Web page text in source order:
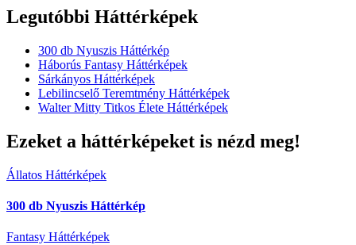
Legutóbbi Háttérképek
300 db Nyuszis Háttérkép
Háborús Fantasy Háttérképek
Sárkányos Háttérképek
Lebilincselő Teremtmény Háttérképek
Walter Mitty Titkos Élete Háttérképek
Ezeket a háttérképeket is nézd meg!
Állatos Háttérképek
300 db Nyuszis Háttérkép
Fantasy Háttérképek